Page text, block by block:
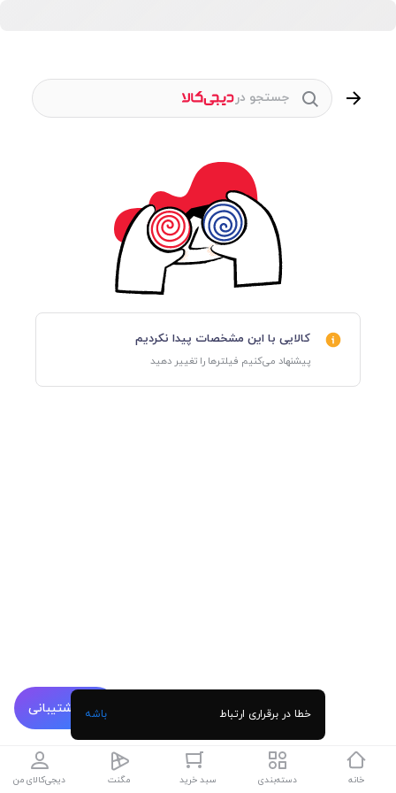
پشتیبانی
جستجو در
کالایی با این مشخصات پیدا نکردیم
پیشنهاد می‌کنیم فیلترها را تغییر دهید
خانه دسته‌بندی سبد خرید مگنت دیجی‌کالای من
خطا در برقراری ارتباط باشه